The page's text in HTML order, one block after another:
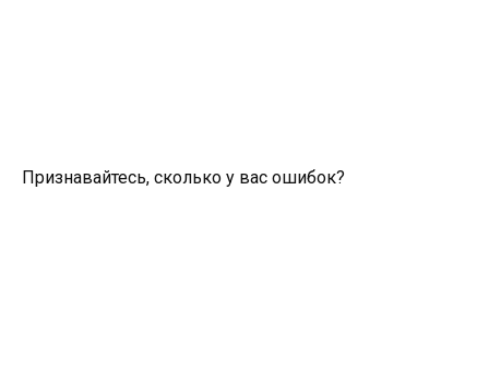
Признавайтесь, сколько у вас ошибок?